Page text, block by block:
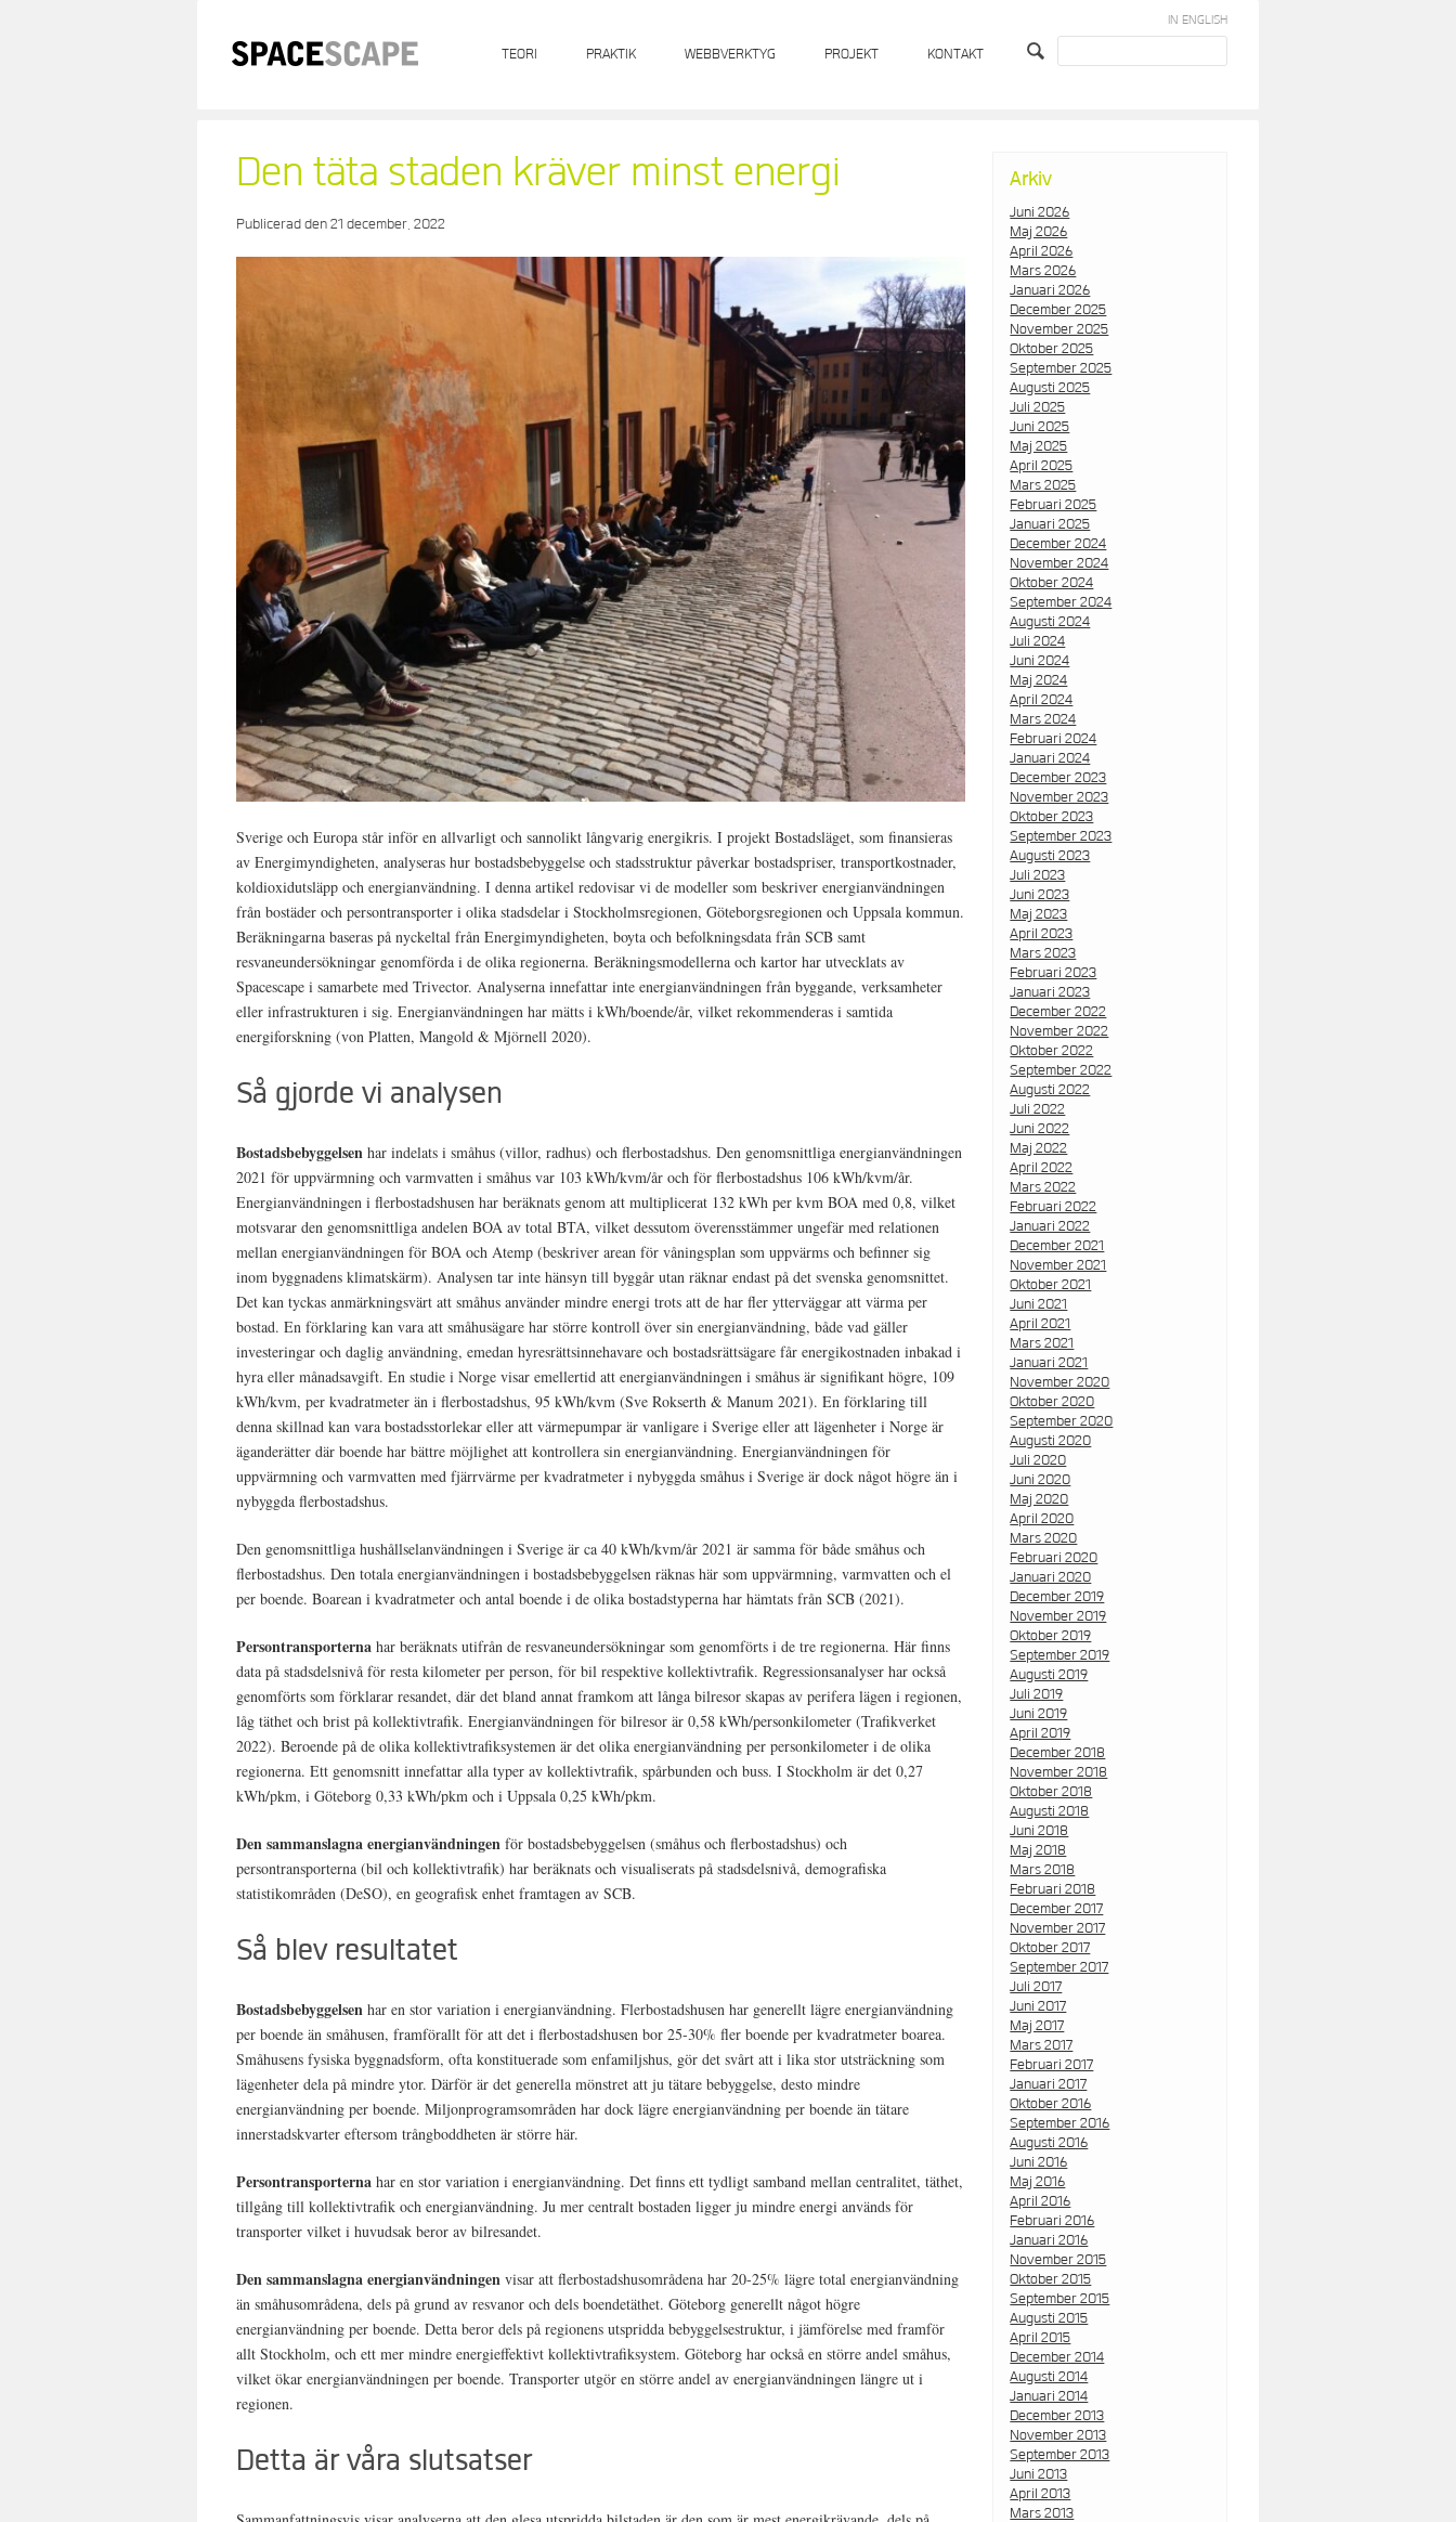
TEORI PRAKTIK WEBBVERKTYG PROJEKT KONTAKT
IN ENGLISH
Den täta staden kräver minst energi
Publicerad den21 december, 2022
Sverige och Europa står inför en allvarligt och sannolikt långvarig energikris. I projekt Bostadsläget, som finansieras
av Energimyndigheten, analyseras hur bostadsbebyggelse och stadsstruktur påverkar bostadspriser, transportkostnader,
koldioxidutsläpp och energianvändning. I denna artikel redovisar vi de modeller som beskriver energianvändningen
från bostäder och persontransporter i olika stadsdelar i Stockholmsregionen, Göteborgsregionen och Uppsala kommun.
Beräkningarna baseras på nyckeltal från Energimyndigheten, boyta och befolkningsdata från SCB samt
resvaneundersökningar genomförda i de olika regionerna. Beräkningsmodellerna och kartor har utvecklats av
Spacescape i samarbete med Trivector. Analyserna innefattar inte energianvändningen från byggande, verksamheter
eller infrastrukturen i sig. Energianvändningen har mätts i kWh/boende/år, vilket rekommenderas i samtida
energiforskning (von Platten, Mangold & Mjörnell 2020).
Så gjorde vi analysen
Bostadsbebyggelsen har indelats i småhus (villor, radhus) och flerbostadshus. Den genomsnittliga energianvändningen
2021 för uppvärmning och varmvatten i småhus var 103 kWh/kvm/år och för flerbostadshus 106 kWh/kvm/år.
Energianvändningen i flerbostadshusen har beräknats genom att multiplicerat 132 kWh per kvm BOA med 0,8, vilket
motsvarar den genomsnittliga andelen BOA av total BTA, vilket dessutom överensstämmer ungefär med relationen
mellan energianvändningen för BOA och Atemp (beskriver arean för våningsplan som uppvärms och befinner sig
inom byggnadens klimatskärm). Analysen tar inte hänsyn till byggår utan räknar endast på det svenska genomsnittet.
Det kan tyckas anmärkningsvärt att småhus använder mindre energi trots att de har fler ytterväggar att värma per
bostad. En förklaring kan vara att småhusägare har större kontroll över sin energianvändning, både vad gäller
investeringar och daglig användning, emedan hyresrättsinnehavare och bostadsrättsägare får energikostnaden inbakad i
hyra eller månadsavgift. En studie i Norge visar emellertid att energianvändningen i småhus är signifikant högre, 109
kWh/kvm, per kvadratmeter än i flerbostadshus, 95 kWh/kvm (Sve Rokserth & Manum 2021). En förklaring till
denna skillnad kan vara bostadsstorlekar eller att värmepumpar är vanligare i Sverige eller att lägenheter i Norge är
äganderätter där boende har bättre möjlighet att kontrollera sin energianvändning. Energianvändningen för
uppvärmning och varmvatten med fjärrvärme per kvadratmeter i nybyggda småhus i Sverige är dock något högre än i
nybyggda flerbostadshus.
Den genomsnittliga hushållselanvändningen i Sverige är ca 40 kWh/kvm/år 2021 är samma för både småhus och
flerbostadshus. Den totala energianvändningen i bostadsbebyggelsen räknas här som uppvärmning, varmvatten och el
per boende. Boarean i kvadratmeter och antal boende i de olika bostadstyperna har hämtats från SCB (2021).
Persontransporterna har beräknats utifrån de resvaneundersökningar som genomförts i de tre regionerna. Här finns
data på stadsdelsnivå för resta kilometer per person, för bil respektive kollektivtrafik. Regressionsanalyser har också
genomförts som förklarar resandet, där det bland annat framkom att långa bilresor skapas av perifera lägen i regionen,
låg täthet och brist på kollektivtrafik. Energianvändningen för bilresor är 0,58 kWh/personkilometer (Trafikverket
2022). Beroende på de olika kollektivtrafiksystemen är det olika energianvändning per personkilometer i de olika
regionerna. Ett genomsnitt innefattar alla typer av kollektivtrafik, spårbunden och buss. I Stockholm är det 0,27
kWh/pkm, i Göteborg 0,33 kWh/pkm och i Uppsala 0,25 kWh/pkm.
Den sammanslagna energianvändningen för bostadsbebyggelsen (småhus och flerbostadshus) och
persontransporterna (bil och kollektivtrafik) har beräknats och visualiserats på stadsdelsnivå, demografiska
statistikområden (DeSO), en geografisk enhet framtagen av SCB.
Så blev resultatet
Bostadsbebyggelsen har en stor variation i energianvändning. Flerbostadshusen har generellt lägre energianvändning
per boende än småhusen, framförallt för att det i flerbostadshusen bor 25-30% fler boende per kvadratmeter boarea.
Småhusens fysiska byggnadsform, ofta konstituerade som enfamiljshus, gör det svårt att i lika stor utsträckning som
lägenheter dela på mindre ytor. Därför är det generella mönstret att ju tätare bebyggelse, desto mindre
energianvändning per boende. Miljonprogramsområden har dock lägre energianvändning per boende än tätare
innerstadskvarter eftersom trångboddheten är större här.
Persontransporterna har en stor variation i energianvändning. Det finns ett tydligt samband mellan centralitet, täthet,
tillgång till kollektivtrafik och energianvändning. Ju mer centralt bostaden ligger ju mindre energi används för
transporter vilket i huvudsak beror av bilresandet.
Den sammanslagna energianvändningen visar att flerbostadshusområdena har 20-25% lägre total energianvändning
än småhusområdena, dels på grund av resvanor och dels boendetäthet. Göteborg generellt något högre
energianvändning per boende. Detta beror dels på regionens utspridda bebyggelsestruktur, i jämförelse med framför
allt Stockholm, och ett mer mindre energieffektivt kollektivtrafiksystem. Göteborg har också en större andel småhus,
vilket ökar energianvändningen per boende. Transporter utgör en större andel av energianvändningen längre ut i
regionen.
Detta är våra slutsatser
Arkiv
Juni 2026
Maj 2026
April 2026
Mars 2026
Januari 2026
December 2025
November 2025
Oktober 2025
September 2025
Augusti 2025
Juli 2025
Juni 2025
Maj 2025
April 2025
Mars 2025
Februari 2025
Januari 2025
December 2024
November 2024
Oktober 2024
September 2024
Augusti 2024
Juli 2024
Juni 2024
Maj 2024
April 2024
Mars 2024
Februari 2024
Januari 2024
December 2023
November 2023
Oktober 2023
September 2023
Augusti 2023
Juli 2023
Juni 2023
Maj 2023
April 2023
Mars 2023
Februari 2023
Januari 2023
December 2022
November 2022
Oktober 2022
September 2022
Augusti 2022
Juli 2022
Juni 2022
Maj 2022
April 2022
Mars 2022
Februari 2022
Januari 2022
December 2021
November 2021
Oktober 2021
Juni 2021
April 2021
Mars 2021
Januari 2021
November 2020
Oktober 2020
September 2020
Augusti 2020
Juli 2020
Juni 2020
Maj 2020
April 2020
Mars 2020
Februari 2020
Januari 2020
December 2019
November 2019
Oktober 2019
September 2019
Augusti 2019
Juli 2019
Juni 2019
April 2019
December 2018
November 2018
Oktober 2018
Augusti 2018
Juni 2018
Maj 2018
Mars 2018
Februari 2018
December 2017
November 2017
Oktober 2017
September 2017
Juli 2017
Juni 2017
Maj 2017
Mars 2017
Februari 2017
Januari 2017
Oktober 2016
September 2016
Augusti 2016
Juni 2016
Maj 2016
April 2016
Februari 2016
Januari 2016
November 2015
Oktober 2015
September 2015
Augusti 2015
April 2015
December 2014
Augusti 2014
Januari 2014
December 2013
November 2013
September 2013
Juni 2013
April 2013
Mars 2013